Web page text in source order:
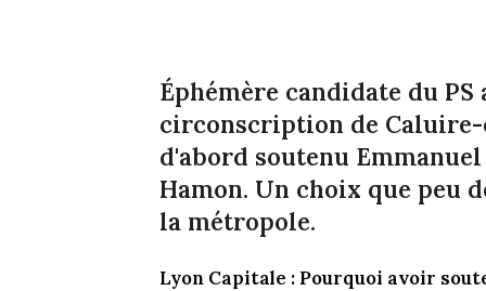
Éphémère candidate du
circonscription de
d'abord soutenu
Hamon. Un choix que peu
la métropole.
Lyon Capitale : Pourquoi avoir